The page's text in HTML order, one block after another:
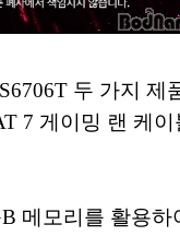
두 가지 제
7 게이밍 랜 케
메모리를 활용